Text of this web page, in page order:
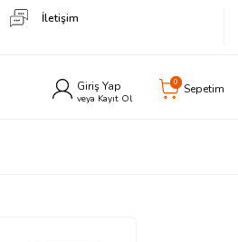
İletişim
Giriş Yap
veya Kayıt Ol
0 Sepetim